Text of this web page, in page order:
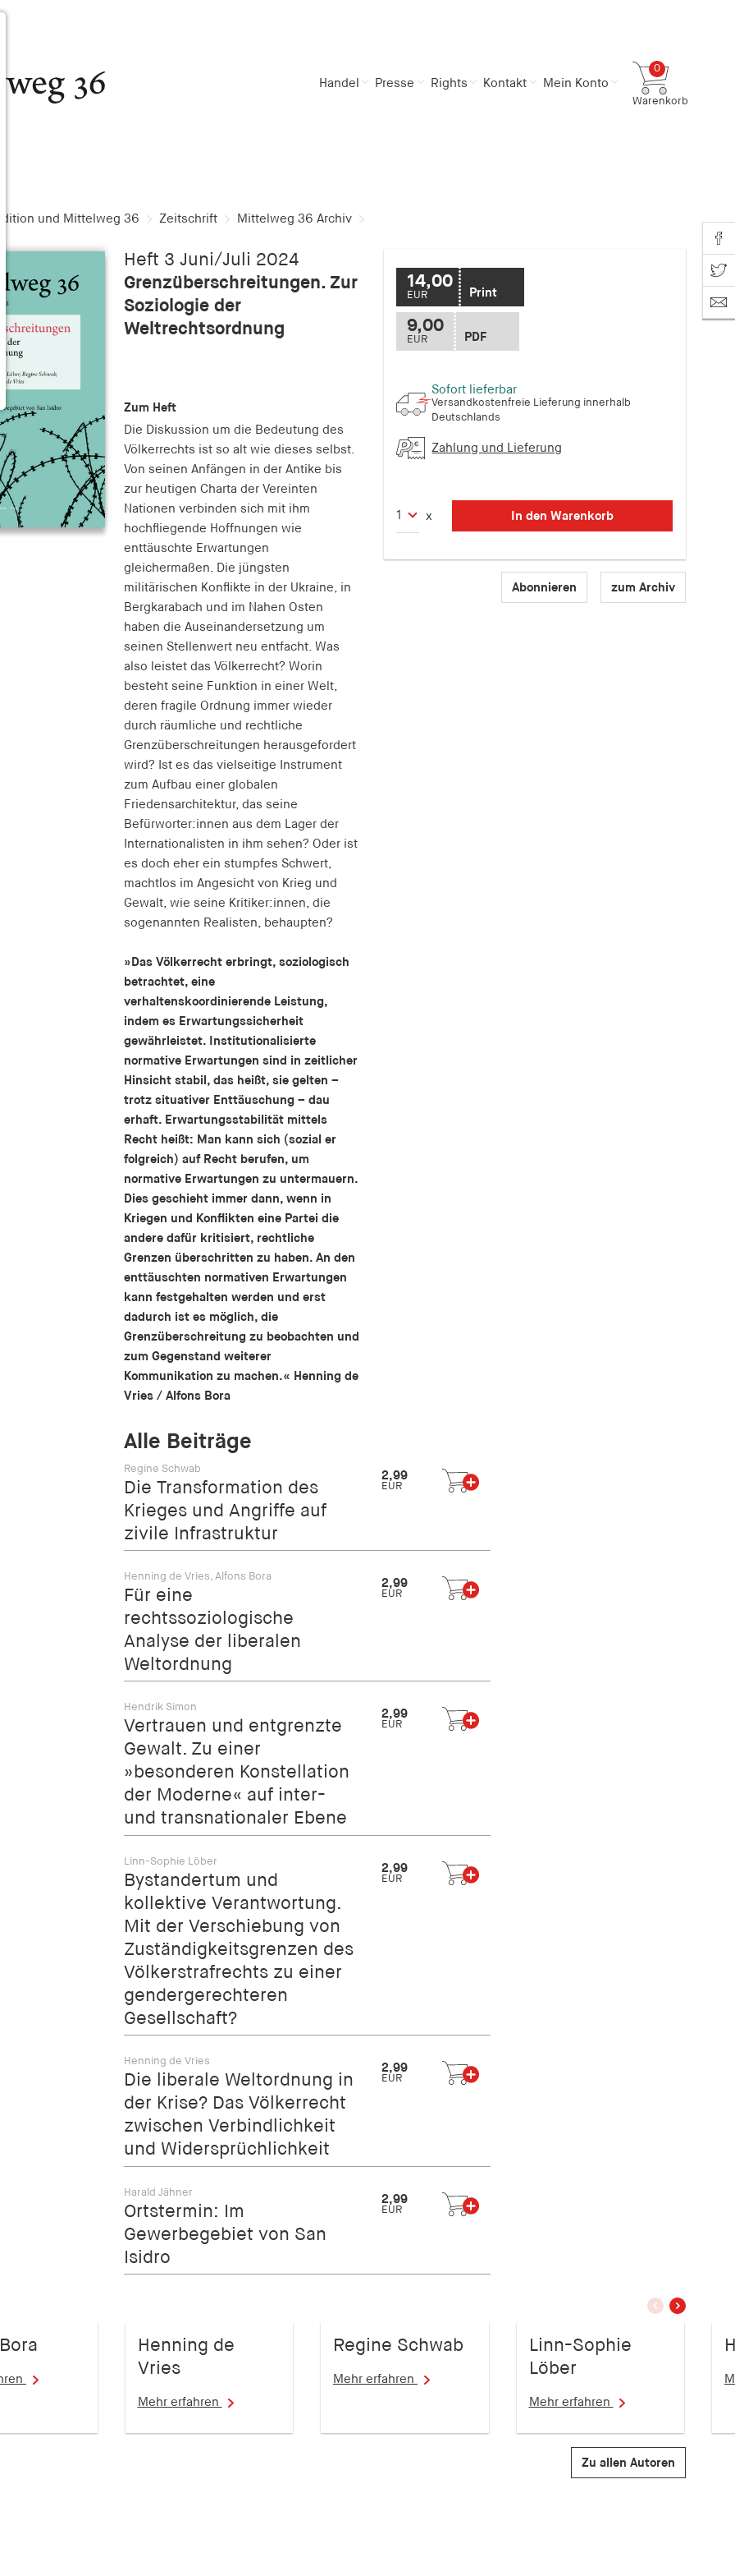
Handel Presse Rights Kontakt Mein Konto
0
Warenkorb
und Mittelweg 36 Zeitschrift Mittelweg 36 Archiv
Heft 3 Juni/Juli 2024
Grenzüberschreitungen. Zur
Soziologie der
Weltrechtsordnung
Zum Heft
Die Diskussion um die Bedeutung des
Völkerrechts ist so alt wie dieses selbst.
Von seinen Anfängen in der Antike bis
zur heutigen Charta der Vereinten
Nationen verbinden sich mit ihm
hochfliegende Hoffnungen wie
enttäuschte Erwartungen
gleichermaßen. Die jüngsten
militärischen Konflikte in der Ukraine, in
Bergkarabach und im Nahen Osten
haben die Auseinandersetzung um
seinen Stellenwert neu entfacht. Was
also leistet das Völkerrecht? Worin
besteht seine Funktion in einer Welt,
deren fragile Ordnung immer wieder
durch räumliche und rechtliche
Grenzüberschreitungen herausgefordert
wird? Ist es das vielseitige Instrument
zum Aufbau einer globalen
Friedensarchitektur, das seine
Befürworter:innen aus dem Lager der
Internationalisten in ihm sehen? Oder ist
es doch eher ein stumpfes Schwert,
machtlos im Angesicht von Krieg und
Gewalt, wie seine Kritiker:innen, die
sogenannten Realisten, behaupten?
»Das Völkerrecht erbringt, soziologisch
betrachtet, eine
verhaltenskoordinierende Leistung,
indem es Erwartungssicherheit
gewährleistet. Institutionalisierte
normative Erwartungen sind in zeitlicher
Hinsicht stabil, das heißt, sie gelten –
trotz situativer Enttäuschung – dau
erhaft. Erwartungsstabilität mittels
Recht heißt: Man kann sich (sozial er
folgreich) auf Recht berufen, um
normative Erwartungen zu untermauern.
Dies geschieht immer dann, wenn in
Kriegen und Konflikten eine Partei die
andere dafür kritisiert, rechtliche
Grenzen überschritten zu haben. An den
enttäuschten normativen Erwartungen
kann festgehalten werden und erst
dadurch ist es möglich, die
Grenzüberschreitung zu beobachten und
zum Gegenstand weiterer
Kommunikation zu machen.« Henning de
Vries / Alfons Bora
14,00
EUR Print
9,00
EUR PDF
Sofort lieferbar
Versandkostenfreie Lieferung innerhalb
Deutschlands
Zahlung und Lieferung
x In den Warenkorb
Abonnieren zum Archiv
Alle Beiträge
Regine Schwab
Die Transformation des
Krieges und Angriffe auf
zivile Infrastruktur
2,99
EUR
Henning de Vries, Alfons Bora
Für eine
rechtssoziologische
Analyse der liberalen
Weltordnung
2,99
EUR
Hendrik Simon
Vertrauen und entgrenzte
Gewalt. Zu einer
»besonderen Konstellation
der Moderne« auf inter-
und transnationaler Ebene
2,99
EUR
Linn-Sophie Löber
Bystandertum und
kollektive Verantwortung.
Mit der Verschiebung von
Zuständigkeitsgrenzen des
Völkerstrafrechts zu einer
gendergerechteren
Gesellschaft?
2,99
EUR
Henning de Vries
Die liberale Weltordnung in
der Krise? Das Völkerrecht
zwischen Verbindlichkeit
und Widersprüchlichkeit
2,99
EUR
Harald Jähner
Ortstermin: Im
Gewerbegebiet von San
Isidro
2,99
EUR
vorherige
Slide
nächstes
Slide
Henning de
Vries
Mehr erfahren
Regine Schwab
Mehr erfahren
Linn-Sophie
Löber
Mehr erfahren
Zu allen Autoren
Share
Share on